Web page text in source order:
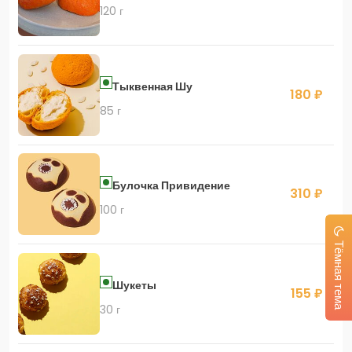
120 г
Тыквенная Шу
85 г
180 ₽
Булочка Привидение
100 г
310 ₽
Шукеты
30 г
155 ₽ Тёмная тема